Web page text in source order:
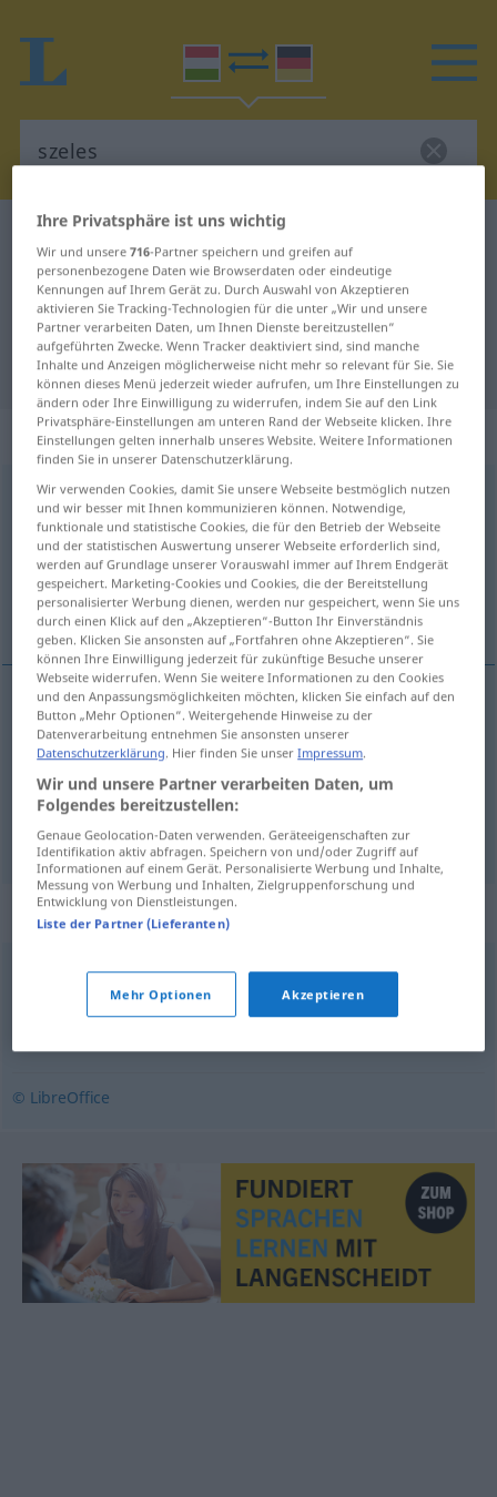
Ungarisch-Deutsch Wörterbuch
Ungarisch-Deutsch Übersetzung
für "szeles"
"szeles" Deutsch Übersetzung
„szeles“
szeles <-en>
Übersicht aller Übersetzungen
(Für mehr Details die Übersetzung anklicken/antippen)
windig, übereilt, ausgelassen
windig szeles
übereilt szeles
ausgelassen szeles
Synonyme für "szeles"
zivataros,heves
szeleburdi
© LibreOffice
Ihre Privatsphäre ist uns wichtig
Wir und unsere716-Partner speichern und greifen auf
personenbezogene Daten wie Browserdaten oder eindeutige
Kennungen auf Ihrem Gerät zu. Durch Auswahl von Akzeptieren
aktivieren Sie Tracking-Technologien für die unter „Wir und unsere
Partner verarbeiten Daten, um Ihnen Dienste bereitzustellen“
aufgeführten Zwecke. Wenn Tracker deaktiviert sind, sind manche
Inhalte und Anzeigen möglicherweise nicht mehr so relevant für Sie. Sie
können dieses Menü jederzeit wieder aufrufen, um Ihre Einstellungen zu
ändern oder Ihre Einwilligung zu widerrufen, indem Sie auf den Link
Privatsphäre-Einstellungen am unteren Rand der Webseite klicken. Ihre
Einstellungen gelten innerhalb unseres Website. Weitere Informationen
finden Sie in unserer Datenschutzerklärung.
Wir verwenden Cookies, damit Sie unsere Webseite bestmöglich nutzen
und wir besser mit Ihnen kommunizieren können. Notwendige,
funktionale und statistische Cookies, die für den Betrieb der Webseite
und der statistischen Auswertung unserer Webseite erforderlich sind,
werden auf Grundlage unserer Vorauswahl immer auf Ihrem Endgerät
gespeichert. Marketing-Cookies und Cookies, die der Bereitstellung
personalisierter Werbung dienen, werden nur gespeichert, wenn Sie uns
durch einen Klick auf den „Akzeptieren“-Button Ihr Einverständnis
geben. Klicken Sie ansonsten auf „Fortfahren ohne Akzeptieren“. Sie
können Ihre Einwilligung jederzeit für zukünftige Besuche unserer
Webseite widerrufen. Wenn Sie weitere Informationen zu den Cookies
und den Anpassungsmöglichkeiten möchten, klicken Sie einfach auf den
Button „Mehr Optionen“. Weitergehende Hinweise zu der
Datenverarbeitung entnehmen Sie ansonsten unserer
Datenschutzerklärung. Hier finden Sie unserImpressum.
Wir und unsere Partner verarbeiten Daten, um
Folgendes bereitzustellen:
Genaue Geolocation-Daten verwenden. Geräteeigenschaften zur
Identifikation aktiv abfragen. Speichern von und/oder Zugriff auf
Informationen auf einem Gerät. Personalisierte Werbung und Inhalte,
Messung von Werbung und Inhalten, Zielgruppenforschung und
Entwicklung von Dienstleistungen.
Liste der Partner (Lieferanten)
Mehr Optionen Akzeptieren